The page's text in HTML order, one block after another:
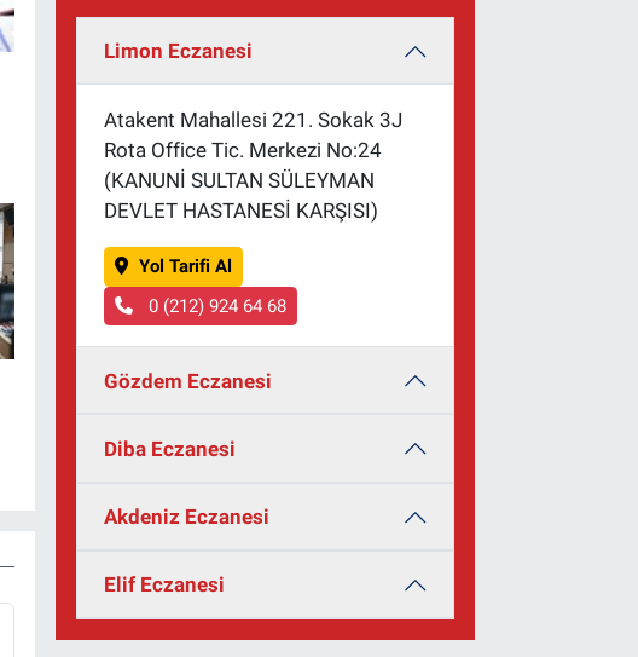
Limon Eczanesi
Atakent Mahallesi 221. Sokak 3J
Rota Office Tic. Merkezi No:24
(KANUNİ SULTAN SÜLEYMAN
DEVLET HASTANESİ KARŞISI)
Yol Tarifi Al
0 (212) 924 64 68
Gözdem Eczanesi
Diba Eczanesi
Akdeniz Eczanesi
Elif Eczanesi